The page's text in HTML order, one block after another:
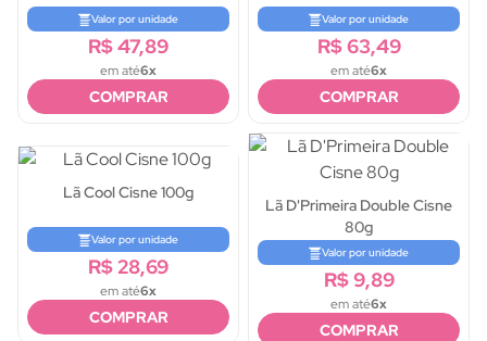
Valor por unidade
R$ 47,89
em até6x
COMPRAR
Valor por unidade
R$ 63,49
em até6x
COMPRAR
Lã Cool Cisne 100g
Valor por unidade
R$ 28,69
em até6x
COMPRAR
Lã D'Primeira Double Cisne
80g
Valor por unidade
R$ 9,89
em até6x
COMPRAR